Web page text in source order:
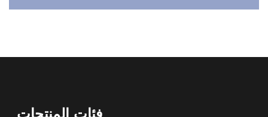
فئات المنتجات